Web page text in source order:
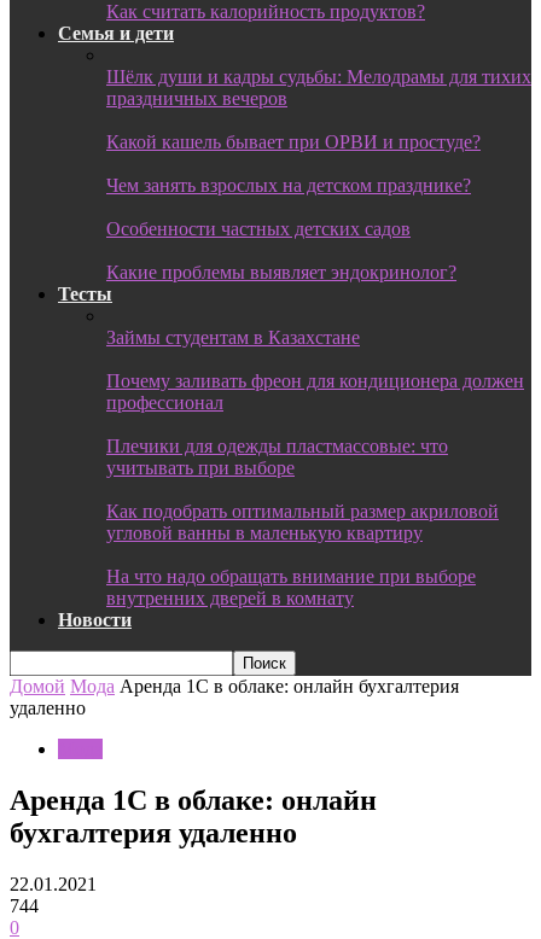
Как считать калорийность продуктов?
Семья и дети
Шёлк души и кадры судьбы: Мелодрамы для тихих
праздничных вечеров
Какой кашель бывает при ОРВИ и простуде?
Чем занять взрослых на детском празднике?
Особенности частных детских садов
Какие проблемы выявляет эндокринолог?
Тесты
Займы студентам в Казахстане
Почему заливать фреон для кондиционера должен
профессионал
Плечики для одежды пластмассовые: что
учитывать при выборе
Как подобрать оптимальный размер акриловой
угловой ванны в маленькую квартиру
На что надо обращать внимание при выборе
внутренних дверей в комнату
Новости
Домой Мода Аренда 1С в облаке: онлайн бухгалтерия
удаленно
Аренда 1С в облаке: онлайн
бухгалтерия удаленно
22.01.2021
744
0